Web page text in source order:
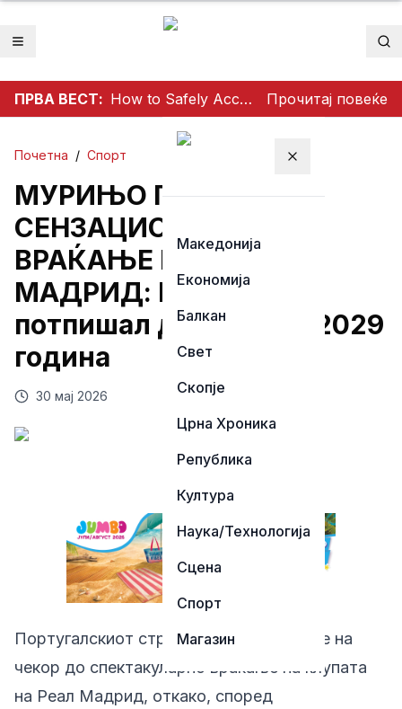
Отвори мени
ПРВА ВЕСТ: How to Safely Access Mathildtantot: A Step‑by‑Step Premium Guide Прочитај повеќе
Затвори мени
Македонија
Економија
Балкан
Свет
Скопје
Црна Хроника
Република
Култура
Наука/Технологија
Сцена
Спорт
Магазин
Почетна / Спорт
МУРИЊО ПРЕД
СЕНЗАЦИОНАЛНО
ВРАЌАЊЕ ВО РЕАЛ
МАДРИД: Наводно
потпишал договор до 2029
година
30 мај 2026
Португалскиот стратег Жозе Мурињо е на
чекор до спектакуларно враќање на клупата
на Реал Мадрид, откако, според